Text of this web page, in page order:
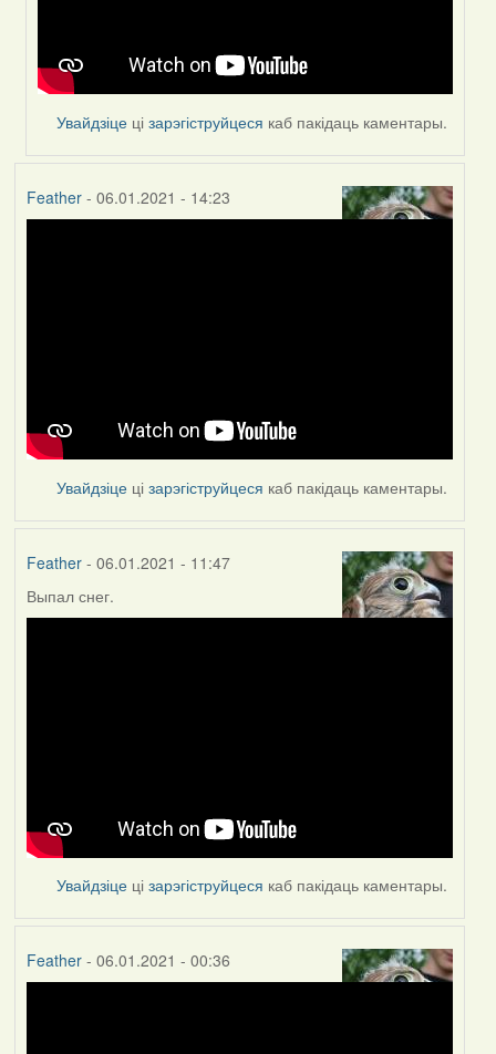
Увайдзіце цізарэгіструйцеся каб пакідаць каментары.
Feather- 06.01.2021 - 14:23
Увайдзіце цізарэгіструйцеся каб пакідаць каментары.
Feather- 06.01.2021 - 11:47
Выпал снег.
Увайдзіце цізарэгіструйцеся каб пакідаць каментары.
Feather- 06.01.2021 - 00:36